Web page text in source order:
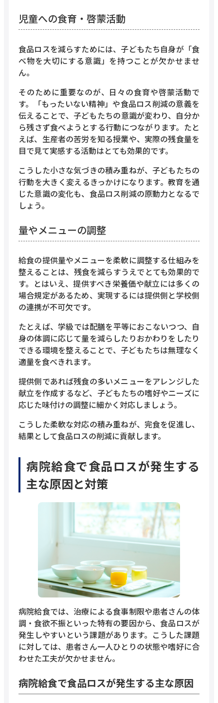
児童への食育・啓蒙活動
食品ロスを減らすためには、子どもたち自身が「食
べ物を大切にする意識」を持つことが欠かせませ
ん。
そのために重要なのが、日々の食育や啓蒙活動で
す。「もったいない精神」や食品ロス削減の意義を
伝えることで、子どもたちの意識が変わり、自分か
ら残さず食べようとする行動につながります。たと
えば、生産者の苦労を知る授業や、実際の残食量を
目で見て実感する活動はとても効果的です。
こうした小さな気づきの積み重ねが、子どもたちの
行動を大きく変えるきっかけになります。教育を通
じた意識の変化も、食品ロス削減の原動力となるで
しょう。
量やメニューの調整
給食の提供量やメニューを柔軟に調整する仕組みを
整えることは、残食を減らすうえでとても効果的で
す。とはいえ、提供すべき栄養価や献立には多くの
場合規定があるため、実現するには提供側と学校側
の連携が不可欠です。
たとえば、学級では配膳を平等におこないつつ、自
身の体調に応じて量を減らしたりおかわりをしたり
できる環境を整えることで、子どもたちは無理なく
適量を食べきれます。
提供側であれば残食の多いメニューをアレンジした
献立を作成するなど、子どもたちの嗜好やニーズに
応じた味付けの調整に細かく対応しましょう。
こうした柔軟な対応の積み重ねが、完食を促進し、
結果として食品ロスの削減に貢献します。
病院給食で食品ロスが発生する
主な原因と対策
病院給食では、治療による食事制限や患者さんの体
調・食欲不振といった特有の要因から、食品ロスが
発生しやすいという課題があります。こうした課題
に対しては、患者さん一人ひとりの状態や嗜好に合
わせた工夫が欠かせません。
病院給食で食品ロスが発生する主な原因